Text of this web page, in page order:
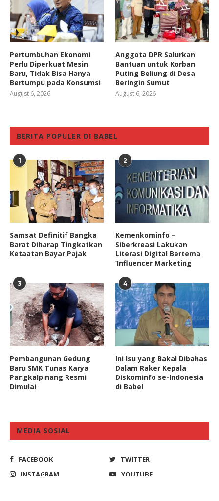
Pertumbuhan Ekonomi
Perlu Diperkuat Mesin
Baru, Tidak Bisa Hanya
Bertumpu pada Konsumsi
August 6, 2026
Anggota DPR Salurkan
Bantuan untuk Korban
Puting Beliung di Desa
Beringin Sumut
August 6, 2026
BERITA POPULER DI BABEL
1
Samsat Definitif Bangka
Barat Diharap Tingkatkan
Ketaatan Bayar Pajak
2
Kemenkominfo –
Siberkreasi Lakukan
Literasi Digital Bertema
‘Influencer Marketing
3
Pembangunan Gedung
Baru SMK Tunas Karya
Pangkalpinang Resmi
Dimulai
4
Ini Isu yang Bakal Dibahas
Dalam Raker Kepala
Diskominfo se-Indonesia
di Babel
MEDIA SOSIAL
FACEBOOK
TWITTER
INSTAGRAM
YOUTUBE